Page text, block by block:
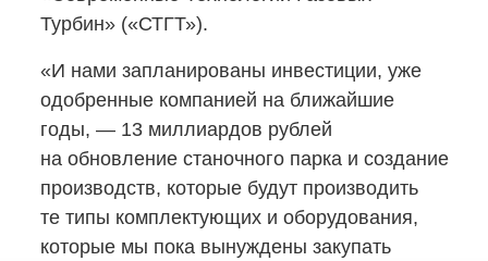
Турбин» («СТГТ»).
«И нами запланированы инвестиции, уже
одобренные компанией на ближайшие
годы, — 13 миллиардов рублей
на обновление станочного парка и создание
производств, которые будут производить
те типы комплектующих и оборудования,
которые мы пока вынуждены закупать